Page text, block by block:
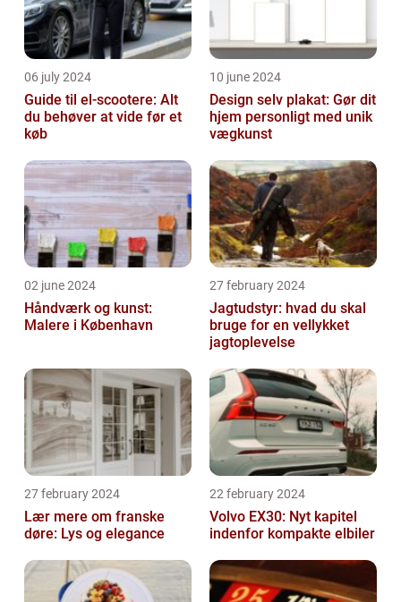
06 july 2024
Guide til el-scootere: Alt
du behøver at vide før et
køb
10 june 2024
Design selv plakat: Gør dit
hjem personligt med unik
vægkunst
02 june 2024
Håndværk og kunst:
Malere i København
27 february 2024
Jagtudstyr: hvad du skal
bruge for en vellykket
jagtoplevelse
27 february 2024
Lær mere om franske
døre: Lys og elegance
22 february 2024
Volvo EX30: Nyt kapitel
indenfor kompakte elbiler